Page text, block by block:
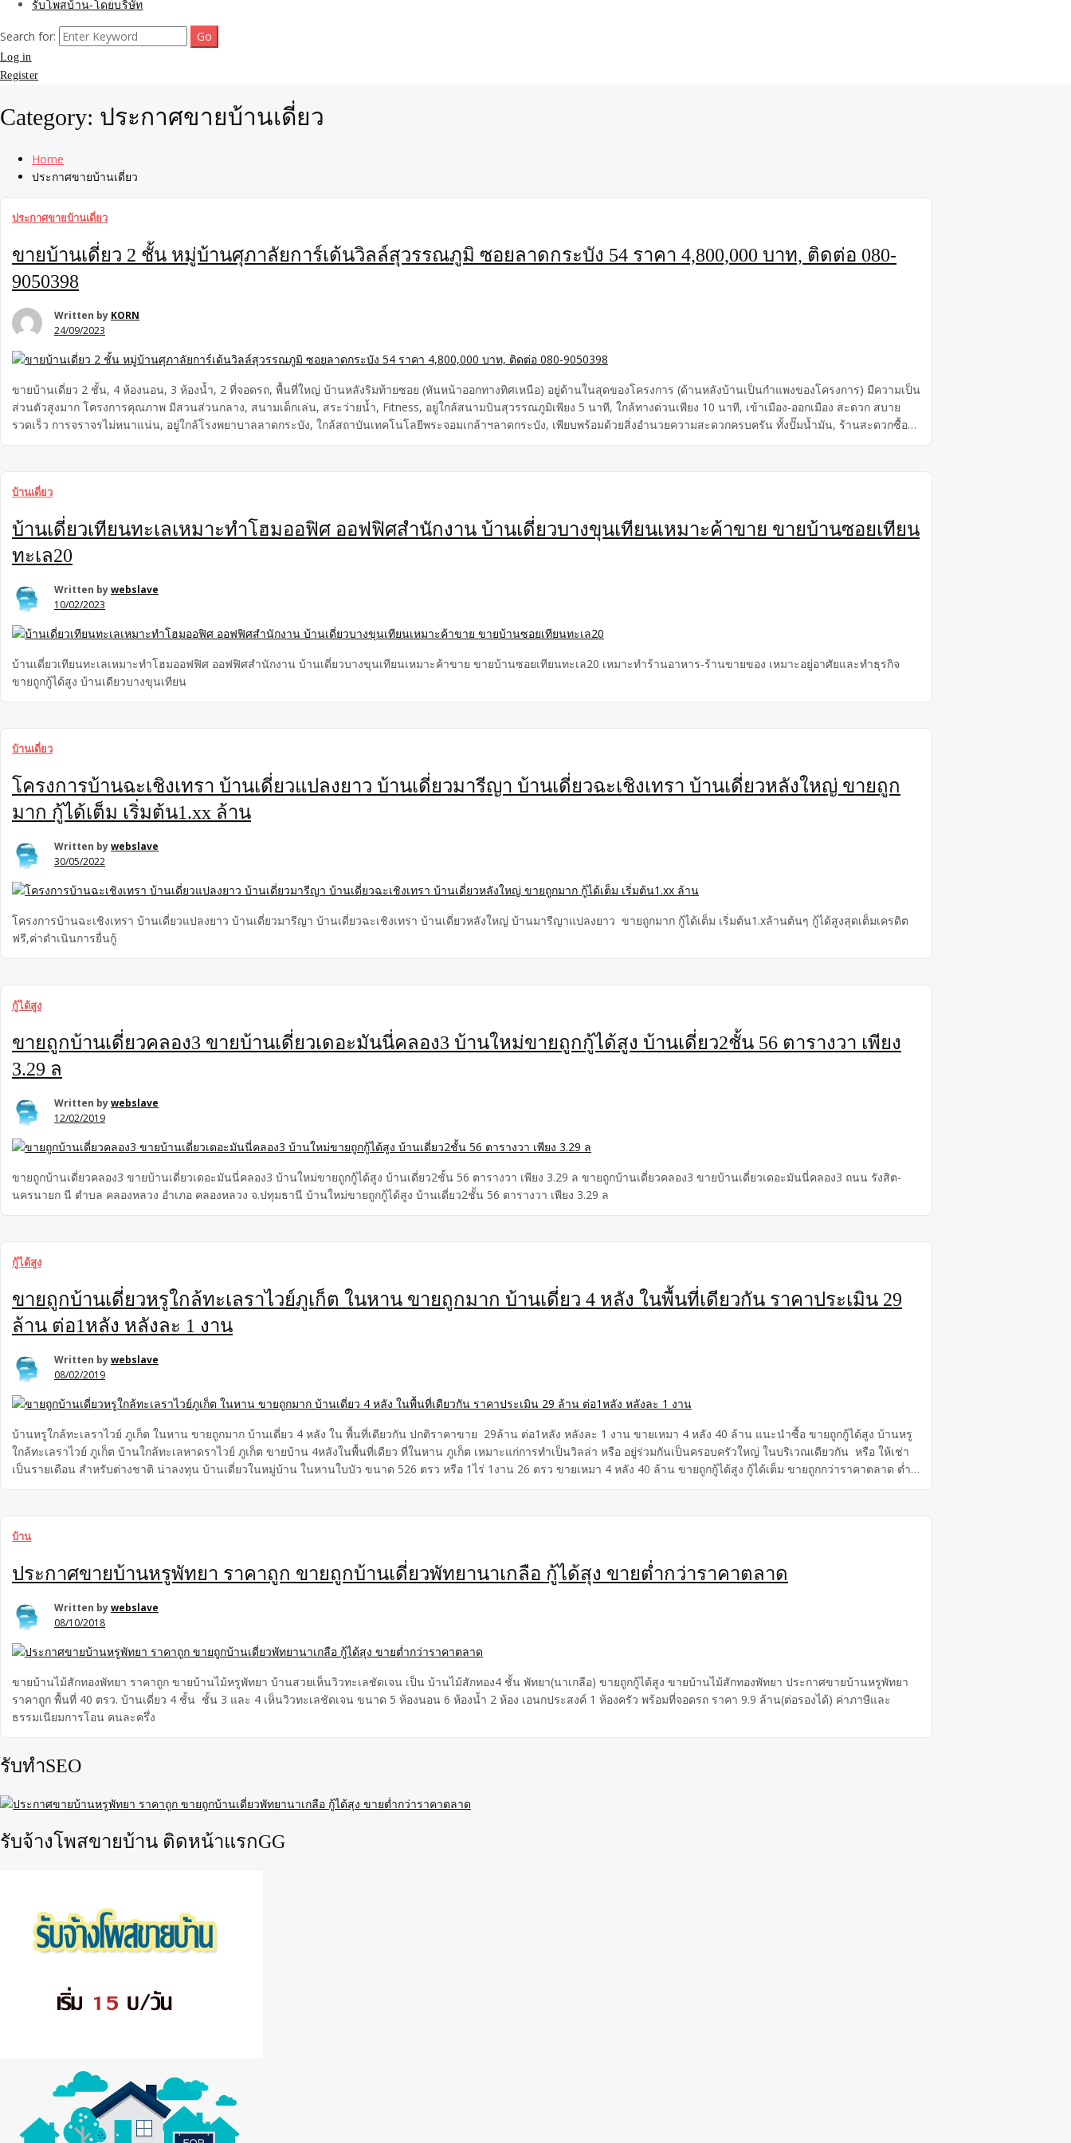
รับโพสบ้าน-โดยบริษัท
Search for:
Log in
Register
Category: ประกาศขายบ้านเดี่ยว
Home
ประกาศขายบ้านเดี่ยว
ประกาศขายบ้านเดี่ยว
ขายบ้านเดี่ยว 2 ชั้น หมู่บ้านศุภาลัยการ์เด้นวิลล์สุวรรณภูมิ ซอยลาดกระบัง 54 ราคา 4,800,000 บาท, ติดต่อ 080-
9050398
Written by KORN
24/09/2023
ขายบ้านเดี่ยว 2 ชั้น, 4 ห้องนอน, 3 ห้องน้ำ, 2 ที่จอดรถ, พื้นที่ใหญ่ บ้านหลังริมท้ายซอย (หันหน้าออกทางทิศเหนือ) อยู่ด้านในสุดของโครงการ (ด้านหลังบ้านเป็นกำแพงของโครงการ) มีความเป็น
ส่วนตัวสูงมาก โครงการคุณภาพ มีสวนส่วนกลาง, สนามเด็กเล่น, สระว่ายน้ำ, Fitness, อยู่ใกล้สนามบินสุวรรณภูมิเพียง 5 นาที, ใกล้ทางด่วนเพียง 10 นาที, เข้าเมือง-ออกเมือง สะดวก สบาย
รวดเร็ว การจราจรไม่หนาแน่น, อยู่ใกล้โรงพยาบาลลาดกระบัง, ใกล้สถาบันเทคโนโลยีพระจอมเกล้าฯลาดกระบัง, เพียบพร้อมด้วยสิ่งอำนวยความสะดวกครบครัน ทั้งปั๊มน้ำมัน, ร้านสะดวกซื้อ
บ้านเดี่ยว
บ้านเดี่ยวเทียนทะเลเหมาะทำโฮมออฟิศ ออฟฟิศสำนักงาน บ้านเดี่ยวบางขุนเทียนเหมาะค้าขาย ขายบ้านซอยเทียน
ทะเล20
Written bywebslave
10/02/2023
บ้านเดี่ยวเทียนทะเลเหมาะทำโฮมออฟฟิศ ออฟฟิศสำนักงาน บ้านเดี่ยวบางขุนเทียนเหมาะค้าขาย ขายบ้านซอยเทียนทะเล20 เหมาะทำร้านอาหาร-ร้านขายของ เหมาะอยู่อาศัยและทำธุรกิจ
ขายถูกกู้ได้สูง บ้านเดียวบางขุนเทียน
บ้านเดี่ยว
โครงการบ้านฉะเชิงเทรา บ้านเดี่ยวแปลงยาว บ้านเดี่ยวมารีญา บ้านเดี่ยวฉะเชิงเทรา บ้านเดี่ยวหลังใหญ่ ขายถูก
มาก กู้ได้เต็ม เริ่มต้น1.xx ล้าน
Written bywebslave
30/05/2022
โครงการบ้านฉะเชิงเทรา บ้านเดี่ยวแปลงยาว บ้านเดี่ยวมารีญา บ้านเดี่ยวฉะเชิงเทรา บ้านเดี่ยวหลังใหญ่ บ้านมารีญาแปลงยาว ขายถูกมาก กู้ได้เต็ม เริ่มต้น1.xล้านต้นๆ กู้ได้สูงสุดเต็มเครดิต
ฟรี,ค่าดําเนินการยื่นกู้
กู้ได้สูง
ขายถูกบ้านเดี่ยวคลอง3 ขายบ้านเดี่ยวเดอะมันนี่คลอง3 บ้านใหม่ขายถูกกู้ได้สูง บ้านเดี่ยว2ชั้น 56 ตารางวา เพียง
3.29 ล
Written bywebslave
12/02/2019
ขายถูกบ้านเดี่ยวคลอง3 ขายบ้านเดี่ยวเดอะมันนี่คลอง3 บ้านใหม่ขายถูกกู้ได้สูง บ้านเดี่ยว2ชั้น 56 ตารางวา เพียง 3.29 ล ขายถูกบ้านเดี่ยวคลอง3 ขายบ้านเดี่ยวเดอะมันนี่คลอง3 ถนน รังสิต-
นครนายก นี ตำบล คลองหลวง อำเภอ คลองหลวง จ.ปทุมธานี บ้านใหม่ขายถูกกู้ได้สูง บ้านเดี่ยว2ชั้น 56 ตารางวา เพียง 3.29 ล
กู้ได้สูง
ขายถูกบ้านเดี่ยวหรูใกล้ทะเลราไวย์ภูเก็ต ในหาน ขายถูกมาก บ้านเดี่ยว 4 หลัง ในพื้นที่เดียวกัน ราคาประเมิน 29
ล้าน ต่อ1หลัง หลังละ 1 งาน
Written bywebslave
08/02/2019
บ้านหรูใกล้ทะเลราไวย์ ภูเก็ต ในหาน ขายถูกมาก บ้านเดี่ยว 4 หลัง ใน พื้นที่เดียวกัน ปกติราคาขาย 29ล้าน ต่อ1หลัง หลังละ 1 งาน ขายเหมา 4 หลัง 40 ล้าน แนะนำซื้อ ขายถูกกู้ได้สูง บ้านหรู
ใกล้ทะเลราไวย์ ภูเก็ต บ้านใกล้ทะเลหาดราไวย์ ภูเก็ต ขายบ้าน 4หลังในพื้นที่เดียว ที่ในหาน ภูเก็ต เหมาะแก่การทำเป็นวิลล่า หรือ อยู่ร่วมกันเป็นครอบครัวใหญ่ ในบริเวณเดียวกัน หรือ ให้เช่า
เป็นรายเดือน สำหรับต่างชาติ น่าลงทุน บ้านเดี่ยวในหมู่บ้าน ในหานใบบัว ขนาด 526 ตรว หรือ 1ไร่ 1งาน 26 ตรว ขายเหมา 4 หลัง 40 ล้าน ขายถูกกู้ได้สูง กู้ได้เต็ม ขายถูกกว่าราคาตลาด ต่ำ
บ้าน
ประกาศขายบ้านหรูพัทยา ราคาถูก ขายถูกบ้านเดี่ยวพัทยานาเกลือ กู้ได้สุง ขายต่ำกว่าราคาตลาด
Written bywebslave
08/10/2018
ขายบ้านไม้สักทองพัทยา ราคาถูก ขายบ้านไม้หรูพัทยา บ้านสวยเห็นวิวทะเลชัดเจน เป็น บ้านไม้สักทอง4 ชั้น พัทยา(นาเกลือ) ขายถูกกู้ได้สูง ขายบ้านไม้สักทองพัทยา ประกาศขายบ้านหรูพัทยา
ราคาถูก พื้นที่ 40 ตรว. บ้านเดี่ยว 4 ชั้น ชั้น 3 และ 4 เห็นวิวทะเลชัดเจน ขนาด 5 ห้องนอน 6 ห้องน้ำ 2 ห้อง เอนกประสงค์ 1 ห้องครัว พร้อมที่จอดรถ ราคา 9.9 ล้าน(ต่อรองได้) ค่าภาษีและ
ธรรมเนียมการโอน คนละครึ่ง
รับทำSEO
รับจ้างโพสขายบ้าน ติดหน้าแรกGG